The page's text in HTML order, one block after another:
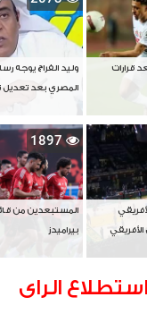
قرارات وليد الفراج يوجه
المصري بعد تعديل
1897
المستبعدين من
بيراميدز
استطلاع الراى